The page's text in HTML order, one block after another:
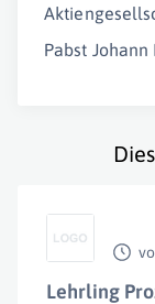
Pabst
Lehrling